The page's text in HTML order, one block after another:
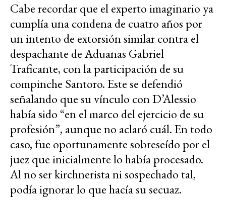
Cabe recordar que el experto imaginario ya
cumplía una condena de cuatro años por
un intento de extorsión similar contra el
despachante de Aduanas Gabriel
Traficante, con la participación de su
compinche Santoro. Este se defendió
señalando que su vínculo con D’Alessio
había sido “en el marco del ejercicio de su
profesión”, aunque no aclaró cuál. En todo
caso, fue oportunamente sobreseído por el
juez que inicialmente lo había procesado.
Al no ser kirchnerista ni sospechado tal,
podía ignorar lo que hacía su secuaz.